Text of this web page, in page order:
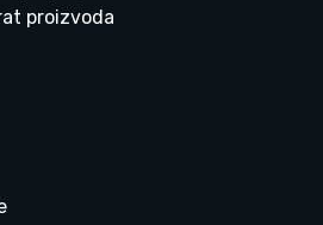
proizvoda